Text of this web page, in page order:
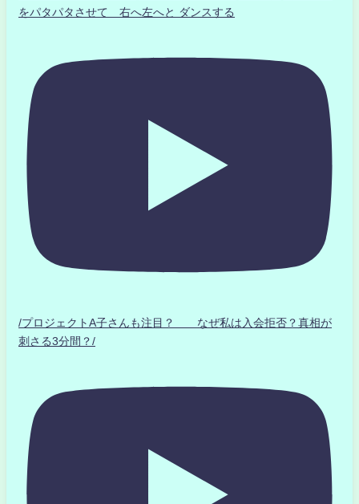
をパタパタさせて 右へ左へと ダンスする
/プロジェクトA子さんも注目？ なぜ私は入会拒否？真相が
刺さる3分間？/